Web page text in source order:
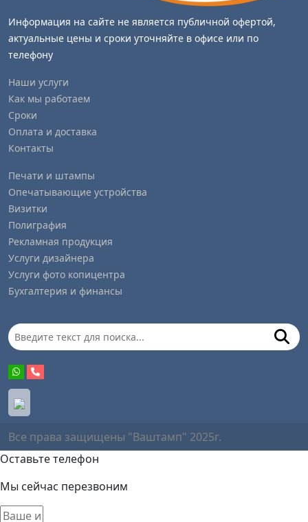
Информация на сайте не является публичной офертой,
актуальные цены и сроки уточняйте в офисе или по
телефону
Наши услуги
Как мы работаем
Сроки
Оплата и доставка
Контакты
Печати и штампы
Опечатывающие устройства
Визитки
Полиграфия
Рекламная продукция
Услуги дизайнера
Услуги фото копицентра
Бухгалтерия и финансы
Все права защищены "Ваштамп" 2025г.
Оставьте телефон
Мы сейчас перезвоним